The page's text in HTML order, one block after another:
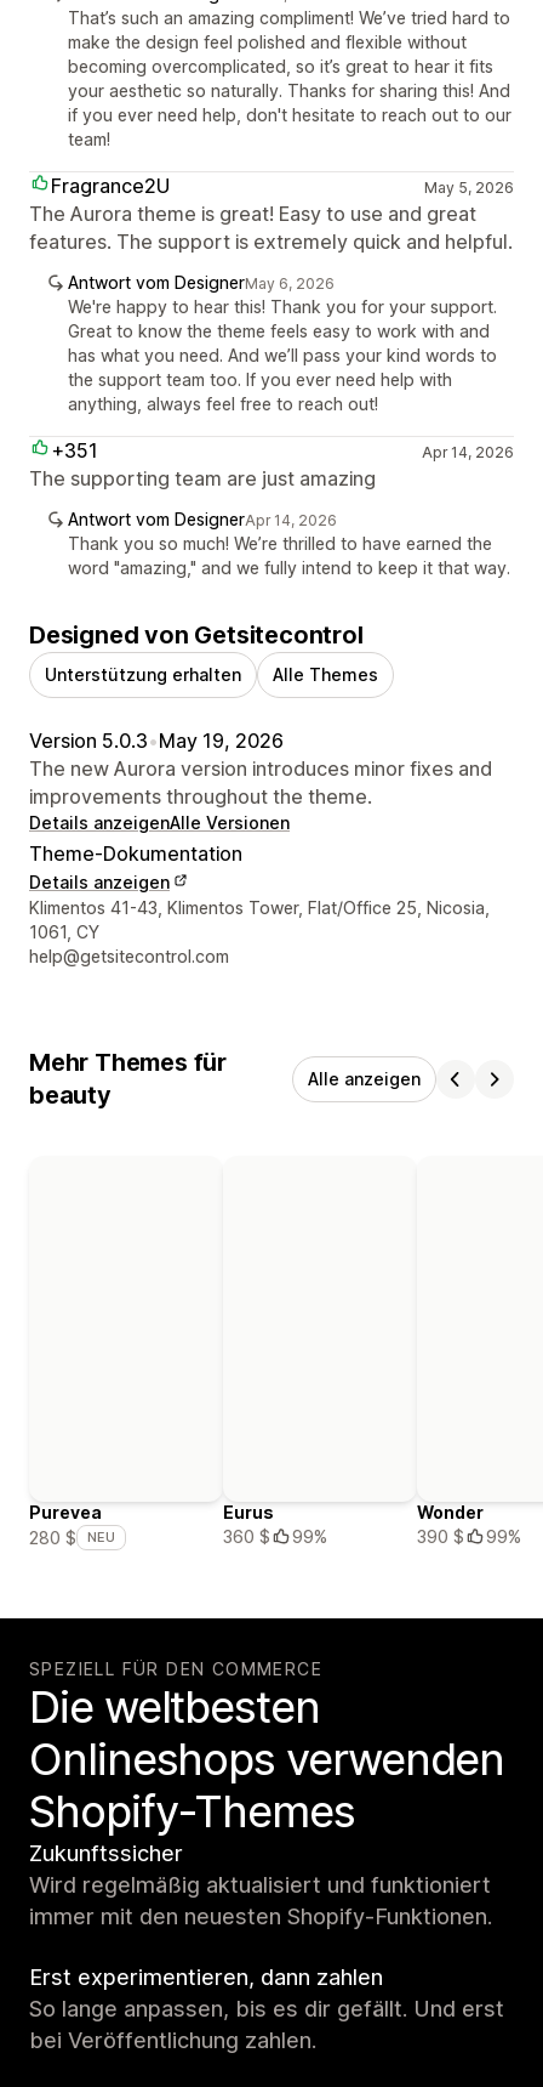
That’s such an amazing compliment! We’ve tried hard to
make the design feel polished and flexible without
becoming overcomplicated, so it’s great to hear it fits
your aesthetic so naturally. Thanks for sharing this! And
if you ever need help, don't hesitate to reach out to our
team!
Fragrance2U May 5, 2026
The Aurora theme is great! Easy to use and great
features. The support is extremely quick and helpful.
Antwort vom DesignerMay 6, 2026
We're happy to hear this! Thank you for your support.
Great to know the theme feels easy to work with and
has what you need. And we’ll pass your kind words to
the support team too. If you ever need help with
anything, always feel free to reach out!
+351 Apr 14, 2026
The supporting team are just amazing
Antwort vom DesignerApr 14, 2026
Thank you so much! We’re thrilled to have earned the
word "amazing," and we fully intend to keep it that way.
Designed von Getsitecontrol
Unterstützung erhalten Alle Themes
Version 5.0.3•May 19, 2026
The new Aurora version introduces minor fixes and
improvements throughout the theme.
Details anzeigenAlle Versionen
Theme-Dokumentation
Details anzeigen
Designer-Kontaktdaten
Klimentos 41-43, Klimentos Tower, Flat/Office 25, Nicosia,
1061, CY
help@getsitecontrol.com
Mehr Themes für
beauty
Alle anzeigen
Purevea
280 $
NEU
Eurus
360 $
99%
Wonder
390 $
99%
SPEZIELL FÜR DEN COMMERCE
Die weltbesten
Onlineshops verwenden
Shopify-Themes
Zukunftssicher
Wird regelmäßig aktualisiert und funktioniert
immer mit den neuesten Shopify-Funktionen.
Erst experimentieren, dann zahlen
So lange anpassen, bis es dir gefällt. Und erst
bei Veröffentlichung zahlen.